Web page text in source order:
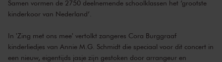
Samen vormen de 2750 deelnemende schoolklassen het ‘grootste
kinderkoor van Nederland’.
In 'Zing met ons mee' vertolkt zangeres Cora Burggraaf
kinderliedjes van Annie M.G. Schmidt die speciaal voor dit concert in
een nieuw, eigentijds jasje zijn gestoken door arrangeur en